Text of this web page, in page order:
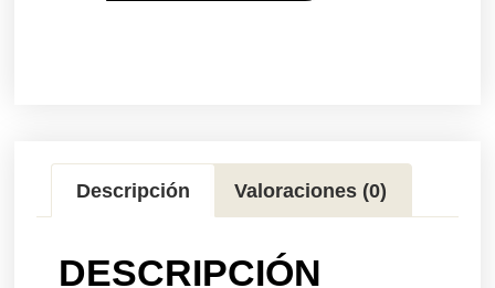
Descripción Valoraciones (0)
DESCRIPCIÓN